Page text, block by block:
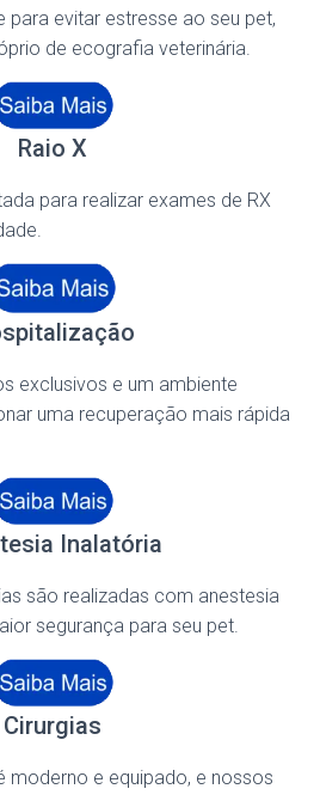
para evitar estresse ao seu pet,
de ecografia veterinária.
Raio X
para realizar exames de RX
exclusivos e um ambiente
uma recuperação mais rápida
Inalatória
são realizadas com anestesia
segurança para seu pet.
Cirurgias
moderno e equipado, e nossos